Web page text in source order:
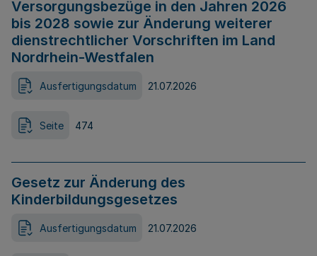
Versorgungsbezüge in den Jahren 2026
bis 2028 sowie zur Änderung weiterer
dienstrechtlicher Vorschriften im Land
Nordrhein-Westfalen
Ausfertigungsdatum 21.07.2026
Seite 474
Gesetz zur Änderung des
Kinderbildungsgesetzes
Ausfertigungsdatum 21.07.2026